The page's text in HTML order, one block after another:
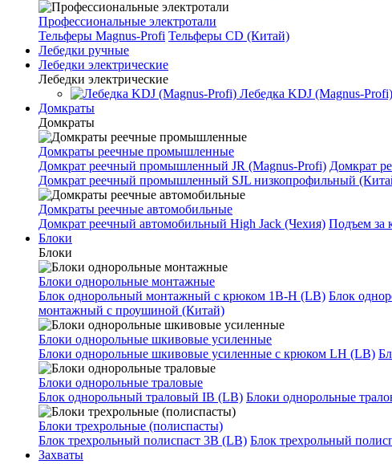
Профессиональные электротали
Тельферы Magnus-Profi Тельферы CD (Китай)
Лебедки ручные
Лебедки электрические
Лебедки электрические
Лебедка KDJ (Magnus-Profi)
Домкраты
Домкраты
Домкраты реечные промышленные
Домкрат реечный промышленный JR (Magnus-Profi) Домкрат
Домкрат реечный промышленный SJL низкопрофильный
Домкраты реечные автомобильные
Домкрат реечный автомобильный High Jack (Чехия) Подъем за
Блоки
Блоки
Блоки однорольные монтажные
Блок однорольный монтажный с крюком 1B-H (LB) Блок
монтажный с проушиной (Китай)
Блоки однорольные шкивовые усиленные
Блоки однорольные шкивовые усиленные с крюком LH (LB)
Блоки однорольные траловые
Блок однорольный траловый IB (LB) Блоки однорольные
Блоки трехрольные (полиспасты)
Блок трехрольный полиспаст 3B (LB) Блок трехрольный
Захваты